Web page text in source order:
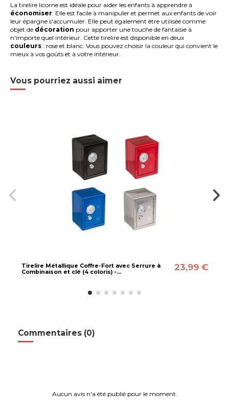
La tirelire licorne est idéale pour aider les enfants à apprendre à
économiser . Elle est facile à manipuler et permet aux enfants de voir
leur épargne s'accumuler. Elle peut également être utilisée comme
objet de décoration pour apporter une touche de fantaisie à
n'importe quel intérieur. Cette tirelire est disponible en deux
couleurs : rose et blanc. Vous pouvez choisir la couleur qui convient le
mieux à vos goûts et à votre intérieur.
Vous pourriez aussi aimer
Tirelire Métallique Coffre-Fort avec Serrure à
Combinaison et clé (4 coloris) -...
23,99 €
Commentaires (0)
Aucun avis n'a été publié pour le moment.